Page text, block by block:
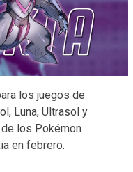
los juegos de
Luna, Ultrasol y
de los Pokémon
en febrero.